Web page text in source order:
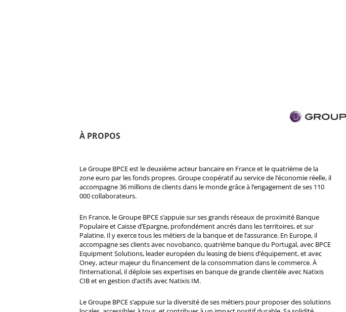
À PROPOS
Le Groupe BPCE est le deuxième acteur bancaire en France et le quatrième de la
zone euro par les fonds propres. Groupe coopératif au service de l’économie réelle, il
accompagne 36 millions de clients dans le monde grâce à l’engagement de ses 110
000 collaborateurs.
En France, le Groupe BPCE s’appuie sur ses grands réseaux de proximité Banque
Populaire et Caisse d’Epargne, profondément ancrés dans les territoires, et sur
Palatine. Il y exerce tous les métiers de la banque et de l’assurance. En Europe, il
accompagne ses clients avec novobanco, quatrième banque du Portugal, avec BPCE
Equipment Solutions, leader européen du leasing de biens d’équipement, et avec
Oney, acteur majeur du financement de la consommation dans le commerce. À
l’international, il déploie ses expertises en banque de grande clientèle avec Natixis
CIB et en gestion d’actifs avec Natixis IM.
Le Groupe BPCE s’appuie sur la diversité de ses métiers pour proposer des solutions